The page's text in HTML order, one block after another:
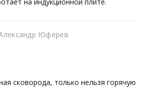
Юферев
сковорода, только нельзя горячую